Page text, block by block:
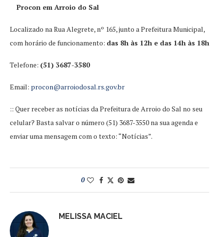
Procon em Arroio do Sal
Localizado na Rua Alegrete, nº 165, junto a Prefeitura Municipal,
com horário de funcionamento: das 8h às 12h e das 14h às 18h
Telefone: (51) 3687-3580
Email: procon@arroiodosal.rs.gov.br
:: Quer receber as notícias da Prefeitura de Arroio do Sal no seu
celular? Basta salvar o número (51) 3687-3550 na sua agenda e
enviar uma mensagem com o texto: “Notícias”.
0
MELISSA MACIEL